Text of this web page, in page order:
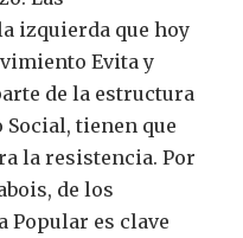
izquierda que hoy
Evita y
de la estructura
tienen que
la resistencia. Por
de los
Popular es clave